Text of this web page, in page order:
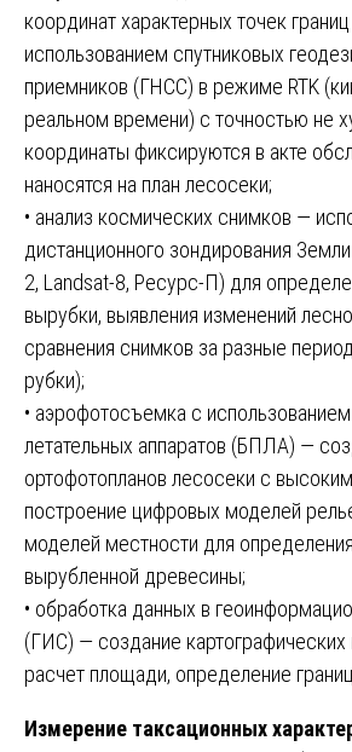
координат характерных точек
использованием спутниковых
приемников (ГНСС) в режиме RTK
реальном времени) с точностью не
координаты фиксируются в акте
наносятся на план лесосеки;
• анализ космических снимков —
дистанционного зондирования
2, Landsat-8, Ресурс-П) для
вырубки, выявления изменений
сравнения снимков за разные
рубки);
• аэрофотосъемка с
летательных аппаратов (БПЛА) —
ортофотопланов лесосеки с
построение цифровых моделей
моделей местности для
вырубленной древесины;
• обработка данных в
(ГИС) — создание картографических
расчет площади, определение
Измерение таксационных